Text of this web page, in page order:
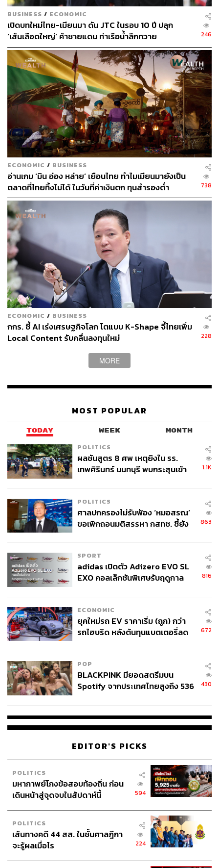
จิรันธนิน กมลเลิศ
Content Creator ประจำ THE STANDARD
WEALTH
BUSINESS / ECONOMIC
เปิดบทใหม่ไทย-เมียนมา ดัน JTC ในรอบ 10 ปี ปลุก
‘เส้นเลือดใหญ่’ ค้าชายแดน ท่าเรือน้ำลึกทวาย
246
ECONOMIC / BUSINESS
อ่านเกม ‘มิน อ่อง หล่าย’ เยือนไทย ทำไมเมียนมายังเป็น
ตลาดที่ไทยทิ้งไม่ได้ ในวันที่ค่าเงินตก ทุนสำรองต่ำ
738
ECONOMIC / BUSINESS
กกร. ชี้ AI เร่งเศรษฐกิจโลก โตแบบ K-Shape จี้ไทยเพิ่ม
Local Content รับคลื่นลงทุนใหม่
228
MORE
MOST POPULAR
TODAY WEEK MONTH
POLITICS
ผลชันสูตร 8 ศพ เหตุยิงใน รร.
เทพศิรินทร์ นนทบุรี พบกระสุนเข้า
1.1K
POLITICS
ศาลปกครองไม่รับฟ้อง ‘หมอสรณ’
ขอเพิกถอนมติสรรหา กสทช. ชี้ยัง
863
SPORT
adidas เปิดตัว Adizero EVO SL
EXO คอลเล็กชันพิเศษรับฤดูกาล
816
ECONOMIC
ยุคใหม่รถ EV ราคาเริ่ม (ถูก) กว่า
รถไฮบริด หลังต้นทุนแบตเตอรี่ลด
672
POP
BLACKPINK มียอดสตรีมบน
Spotify จากประเทศไทยสูงถึง 536
430
EDITOR'S PICKS
POLITICS
มหากาพย์โกงข้อสอบท้องถิ่น ก่อน
เดินหน้าสู่จุดจบในสัปดาห์นี้
594
POLITICS
เส้นทางคดี 44 สส. ในชั้นศาลฎีกา
จะรู้ผลเมื่อไร
224